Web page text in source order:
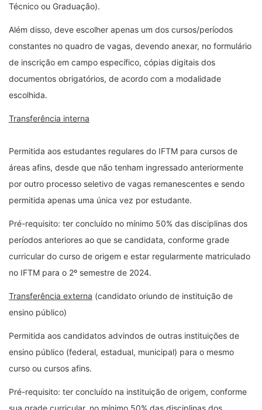
Técnico ou Graduação).
Além disso, deve escolher apenas um dos cursos/períodos
constantes no quadro de vagas, devendo anexar, no formulário
de inscrição em campo específico, cópias digitais dos
documentos obrigatórios, de acordo com a modalidade
escolhida.
Transferência interna
Permitida aos estudantes regulares do IFTM para cursos de
áreas afins, desde que não tenham ingressado anteriormente
por outro processo seletivo de vagas remanescentes e sendo
permitida apenas uma única vez por estudante.
Pré-requisito: ter concluído no mínimo 50% das disciplinas dos
períodos anteriores ao que se candidata, conforme grade
curricular do curso de origem e estar regularmente matriculado
no IFTM para o 2º semestre de 2024.
Transferência externa (candidato oriundo de instituição de
ensino público)
Permitida aos candidatos advindos de outras instituições de
ensino público (federal, estadual, municipal) para o mesmo
curso ou cursos afins.
Pré-requisito: ter concluído na instituição de origem, conforme
sua grade curricular, no mínimo 50% das disciplinas dos